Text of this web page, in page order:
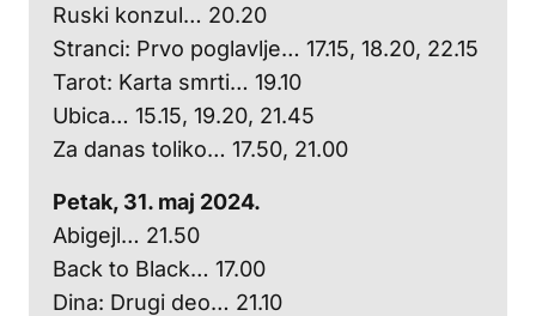
Ruski konzul… 20.20
Stranci: Prvo poglavlje… 17.15, 18.20, 22.15
Tarot: Karta smrti… 19.10
Ubica… 15.15, 19.20, 21.45
Za danas toliko… 17.50, 21.00
Petak, 31. maj 2024.
Abigejl… 21.50
Back to Black… 17.00
Dina: Drugi deo… 21.10